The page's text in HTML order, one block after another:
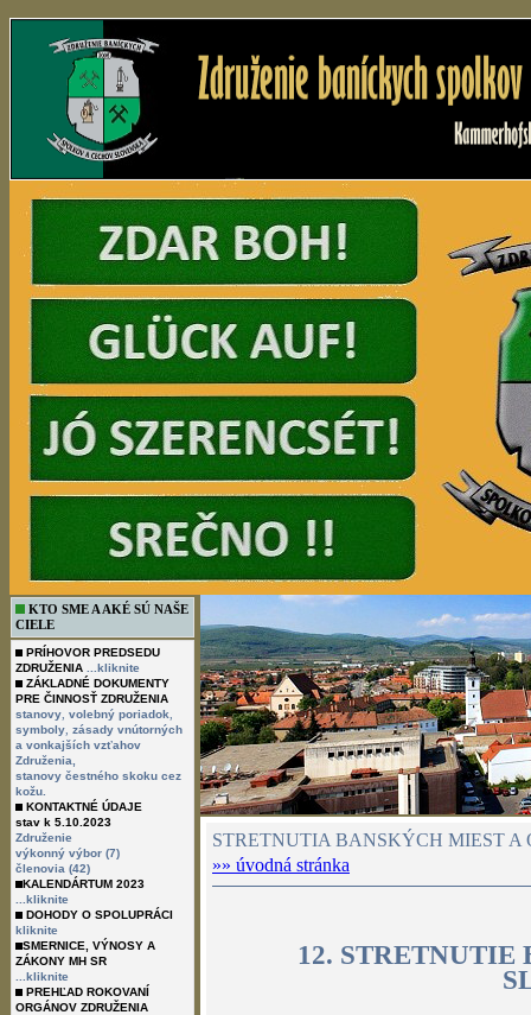
KTO SME A AKÉ SÚ NAŠE
CIELE
PRÍHOVOR PREDSEDU
ZDRUŽENIA
...kliknite
ZÁKLADNÉ DOKUMENTY
PRE ČINNOSŤ ZDRUŽENIA
stanovy volebný poriadok
symboly zásady vnútorných
a vonkajších vzťahov
Združenia,
stanovy čestného skoku cez
kožu.
KONTAKTNÉ ÚDAJE
stav k 5.10.2023
Združenie
výkonný výbor (7)
členovia (42)
KALENDÁRTUM 2023
...kliknite
DOHODY O SPOLUPRÁCI
kliknite
SMERNICE, VÝNOSY A
ZÁKONY MH SR
...kliknite
PREHĽAD ROKOVANÍ
ORGÁNOV ZDRUŽENIA
STRETNUTIA BANSKÝCH MIEST
»» úvodná stránka
12. STRETNUTIE